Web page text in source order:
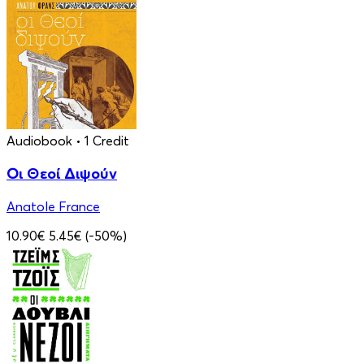
Audiobook • 1 Credit
Οι Θεοί Διψούν
Anatole France
10.90€ 5.45€ (-50%)